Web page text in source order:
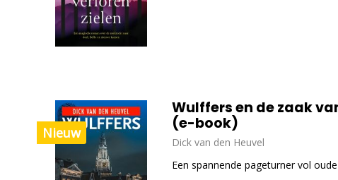
Nieuw
Wulffers en de zaak
(e-book)
Dick van den Heuvel
Een spannende pageturner vol